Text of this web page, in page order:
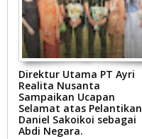
Direktur Utama PT Ayri
Realita Nusanta
Sampaikan Ucapan
Selamat atas Pelantikan
Daniel Sakoikoi sebagai
Abdi Negara.